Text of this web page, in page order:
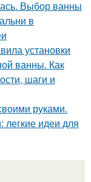
Выбор ванны
в
установки
ванны. Как
шаги и
руками.
легкие идеи для